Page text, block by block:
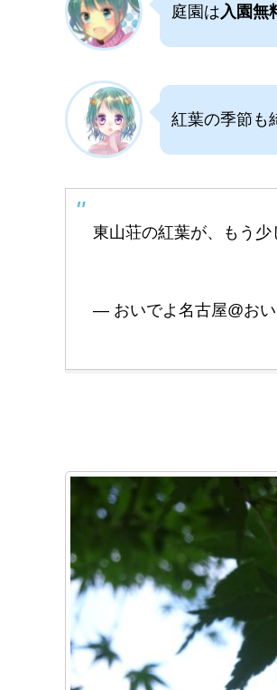
庭園は 入園無
紅葉の季節も
東山荘の紅葉が、もう少
— おいでよ名古屋@お